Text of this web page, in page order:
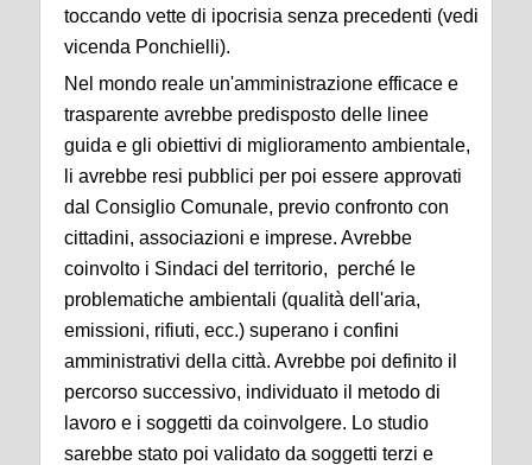
toccando vette di ipocrisia senza precedenti (vedi
vicenda Ponchielli).
Nel mondo reale un'amministrazione efficace e
trasparente avrebbe predisposto delle linee
guida e gli obiettivi di miglioramento ambientale,
li avrebbe resi pubblici per poi essere approvati
dal Consiglio Comunale, previo confronto con
cittadini, associazioni e imprese. Avrebbe
coinvolto i Sindaci del territorio, perché le
problematiche ambientali (qualità dell'aria,
emissioni, rifiuti, ecc.) superano i confini
amministrativi della città. Avrebbe poi definito il
percorso successivo, individuato il metodo di
lavoro e i soggetti da coinvolgere. Lo studio
sarebbe stato poi validato da soggetti terzi e